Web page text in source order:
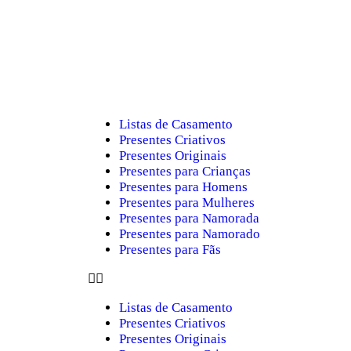
Listas de Casamento
Presentes Criativos
Presentes Originais
Presentes para Crianças
Presentes para Homens
Presentes para Mulheres
Presentes para Namorada
Presentes para Namorado
Presentes para Fãs
Listas de Casamento
Presentes Criativos
Presentes Originais